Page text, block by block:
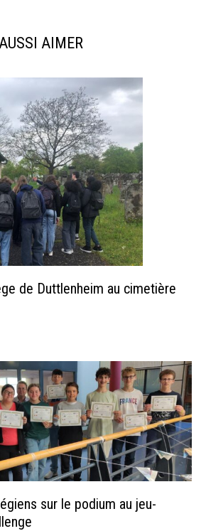
AIMER
de Duttlenheim au cimetière
sur le podium au jeu-